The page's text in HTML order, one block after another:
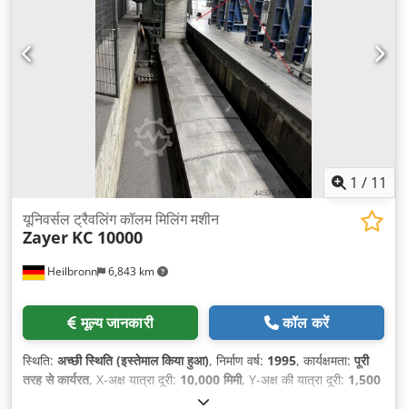
1 / 11
Heilbronn 6,843 km
यूनिवर्सल ट्रैवलिंग कॉलम मिलिंग मशीन
Zayer KC 10000
मूल्य जानकारी कॉल करें
स्थिति: अच्छी स्थिति (इस्तेमाल किया हुआ), निर्माण वर्ष: 1995, कार्यक्षमता:पूरी
तरह से कार्यरत, X-अक्ष यात्रा दूरी: 10,000 मिमी, Y-अक्ष की यात्रा दूरी: 1,500
3,000 मिमी,